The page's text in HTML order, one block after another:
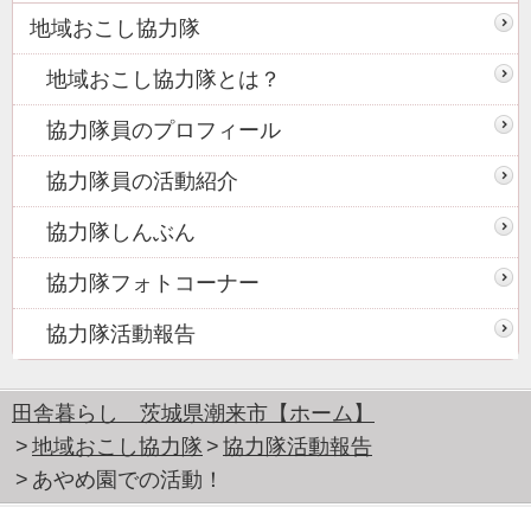
地域おこし協力隊
地域おこし協力隊とは？
協力隊員のプロフィール
協力隊員の活動紹介
協力隊しんぶん
協力隊フォトコーナー
協力隊活動報告
田舎暮らし 茨城県潮来市【ホーム】
地域おこし協力隊
協力隊活動報告
あやめ園での活動！